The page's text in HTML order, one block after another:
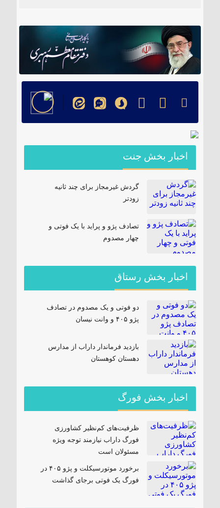
اخبار بخش جنت
گردش غیرمجاز برای چند ثانیه
زودتر
تصادف پژو و پراید با یک فوتی و
چهار مصدوم
اخبار بخش رستاق
دو فوتی و یک مصدوم در تصادف
پژو ۴۰۵ و وانت نیسان
بازدید فرماندار داراب از مدارس
دهستان کوهستان
اخبار بخش فورگ
ظرفیت‌های کم‌نظیر کشاورزی
فورگ داراب نیازمند توجه ویژه
مسئولان است
برخورد موتورسیکلت و پژو ۴۰۵ در
فورگ یک فوتی برجای گذاشت